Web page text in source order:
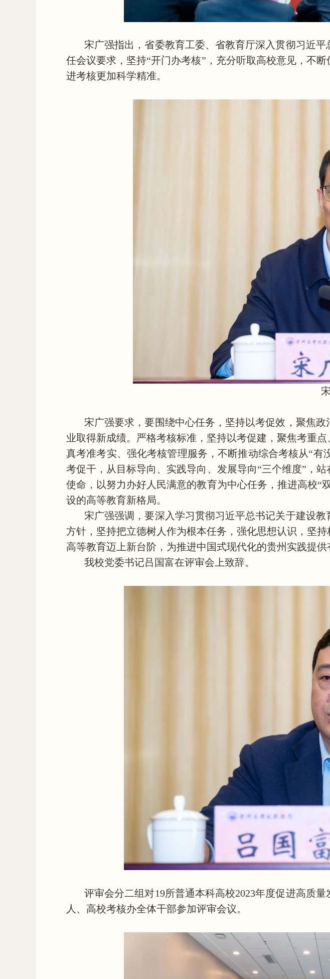
宋广强指出，省委教育工委、省教育厅深入贯彻习近
任会议要求，坚持“开门办考核”，充分听取高校意见，不
进考核更加科学精准。
宋广强要求，要围绕中心任务，坚持以考促效，聚焦
业取得新成绩。严格考核标准，坚持以考促建，聚焦考重
真考准考实、强化考核管理服务，不断推动综合考核从“有
考促干，从目标导向、实践导向、发展导向“三个维度”，
使命，以努力办好人民满意的教育为中心任务，推进高校“
设的高等教育新格局。
宋广强强调，要深入学习贯彻习近平总书记关于建设
方针，坚持把立德树人作为根本任务，强化思想认识，坚
高等教育迈上新台阶，为推进中国式现代化的贵州实践提
我校党委书记吕国富在评审会上致辞。
评审会分二组对19所普通本科高校2023年度促进高质
人、高校考核办全体干部参加评审会议。